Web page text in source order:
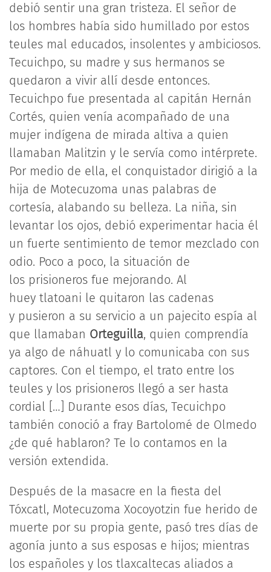
debió sentir una gran tristeza. El señor de
los hombres había sido humillado por estos
teules mal educados, insolentes y ambiciosos.
Tecuichpo, su madre y sus hermanos se
quedaron a vivir allí desde entonces.
Tecuichpo fue presentada al capitán Hernán
Cortés, quien venía acompañado de una
mujer indígena de mirada altiva a quien
llamaban Malitzin y le servía como intérprete.
Por medio de ella, el conquistador dirigió a la
hija de Motecuzoma unas palabras de
cortesía, alabando su belleza. La niña, sin
levantar los ojos, debió experimentar hacia él
un fuerte sentimiento de temor mezclado con
odio. Poco a poco, la situación de
los prisioneros fue mejorando. Al
huey tlatoani le quitaron las cadenas
y pusieron a su servicio a un pajecito espía al
que llamaban Orteguilla, quien comprendía
ya algo de náhuatl y lo comunicaba con sus
captores. Con el tiempo, el trato entre los
teules y los prisioneros llegó a ser hasta
cordial […] Durante esos días, Tecuichpo
también conoció a fray Bartolomé de Olmedo
¿de qué hablaron? Te lo contamos en la
versión extendida.
Después de la masacre en la fiesta del
Tóxcatl, Motecuzoma Xocoyotzin fue herido de
muerte por su propia gente, pasó tres días de
agonía junto a sus esposas e hijos; mientras
los españoles y los tlaxcaltecas aliados a